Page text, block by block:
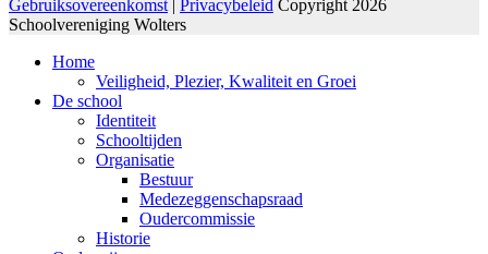
Gebruiksovereenkomst Privacybeleid Copyright 2026
Schoolvereniging Wolters
Home
Veiligheid, Plezier, Kwaliteit en Groei
De school
Identiteit
Schooltijden
Organisatie
Bestuur
Medezeggenschapsraad
Oudercommissie
Historie